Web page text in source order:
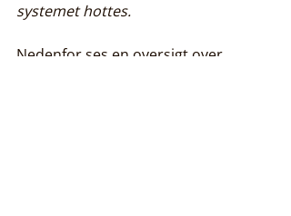
systemet hottes.
Nedenfor ses en oversigt over,